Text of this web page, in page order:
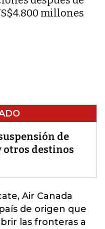
millones
de
otros destinos
Air Canada
de origen que
las fronteras a